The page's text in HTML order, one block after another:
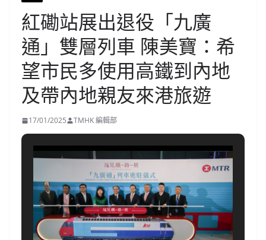
紅磡站展出退役「九廣
通」雙層列車 陳美寶：希
望市民多使用高鐵到內地
及帶內地親友來港旅遊
17/01/2025 TMHK 編輯部